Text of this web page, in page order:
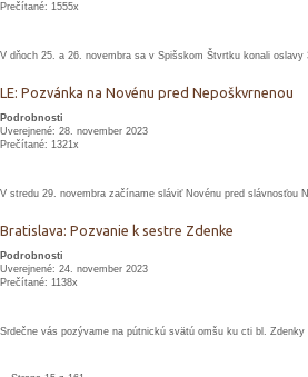
Prečítané: 1555x
V dňoch 25. a 26. novembra sa v Spišskom Štvrtku konali
LE: Pozvánka na Novénu pred Nepoškvrnenou
Podrobnosti
Uverejnené: 28. november 2023
Prečítané: 1321x
V stredu 29. novembra začíname sláviť Novénu pred slávnosťou
Bratislava: Pozvanie k sestre Zdenke
Podrobnosti
Uverejnené: 24. november 2023
Prečítané: 1138x
Srdečne vás pozývame na pútnickú svätú omšu ku cti bl.